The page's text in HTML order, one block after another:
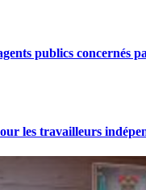
publics concernés
les travailleurs